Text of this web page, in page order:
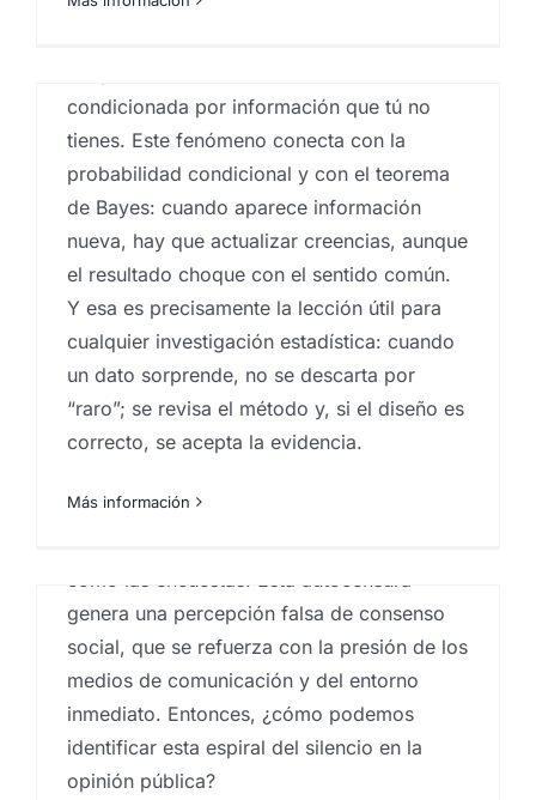
de puerta duplica tus opciones (pasas de
condicionada por información que tú no
tienes. Este fenómeno conecta con la
probabilidad condicional y con el teorema
de Bayes: cuando aparece información
nueva, hay que actualizar creencias, aunque
el resultado choque con el sentido común.
Y esa es precisamente la lección útil para
cualquier investigación estadística: cuando
un dato sorprende, no se descarta por
“raro”; se revisa el método y, si el diseño es
correcto, se acepta la evidencia.
Más información
siempre dice la verdad
PorEureka Marketing | julio 10, 2024 | Big Data
centro investigaciones sociológicas,Encuestas,
Encuestas canarias
Encuestas y campañas de
encuestación,Estudio de insights,Estudios
cualitativos,estudios cuantitativos,Estudios de
reputación
estudios socioeconómicos Ideas
Investigaciones sociologicas, sociobarómetro,
sociología, técnico cualitativo en investigación de
mercados Canarias
La teoría de la espiral del silencio,
formulada por la socióloga alemana
Elisabeth Noelle-Neumann, explica cómo el
lleva a muchas personas a silenciar sus
como las encuestas. Esta autocensura
genera una percepción falsa de consenso
social, que se refuerza con la presión de los
medios de comunicación y del entorno
inmediato. Entonces, ¿cómo podemos
identificar esta espiral del silencio en la
opinión pública?
La regla del décimo hombre
o del abogado del diablo
Eureka Marketing enero 24, 2024
investigaciones sociológicas,comportamiento del
consumidor, Customer experience ,Dinámicas de
Estudios cualitativos
estudios socioeconómicos ,Ideas,Investigaciones
sociologicas,sociobarómetro